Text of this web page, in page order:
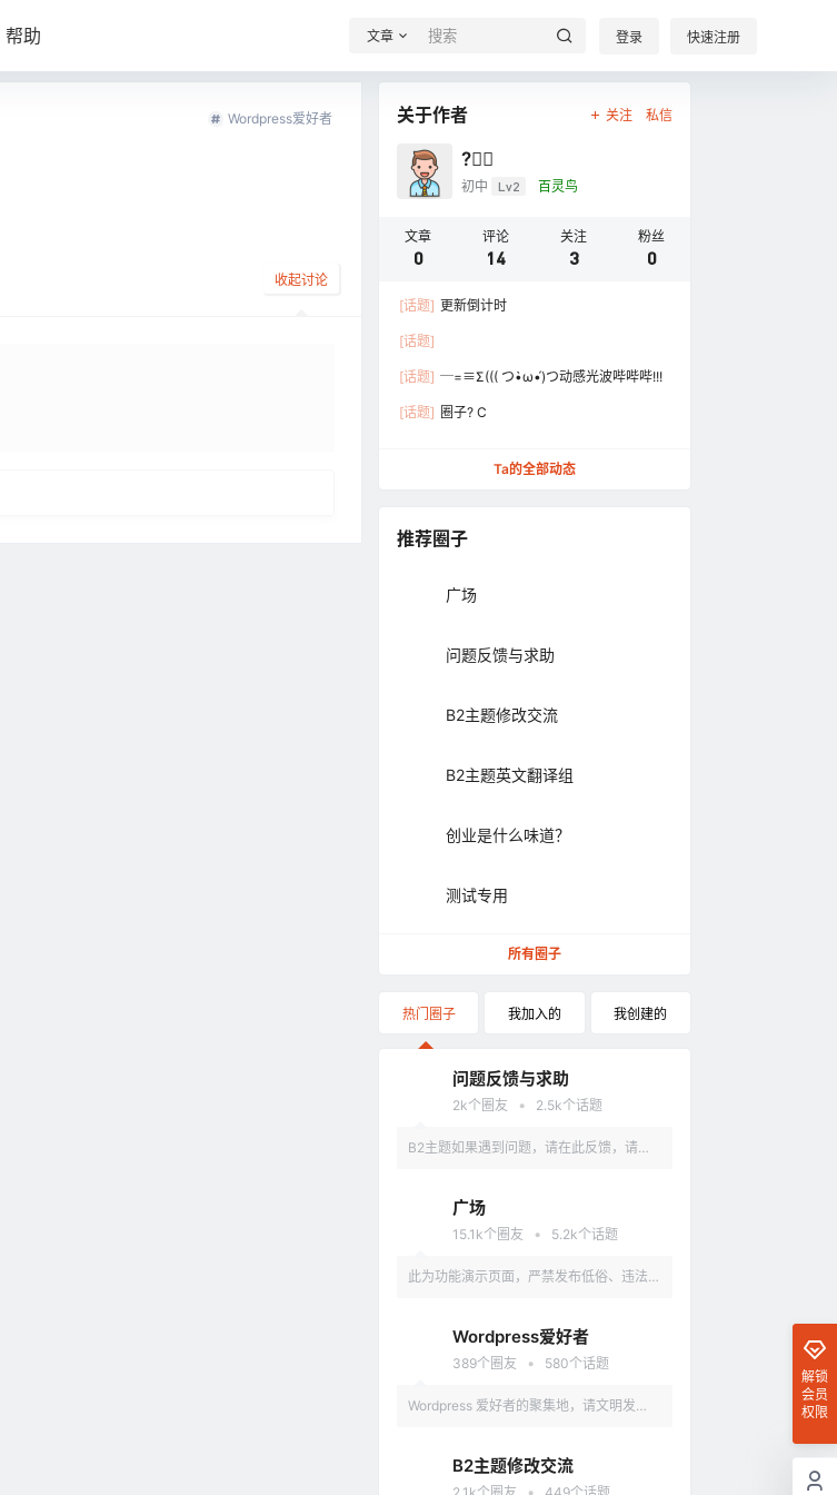
帮助 文章 登录 快速注册
Wordpress爱好者
收起讨论
关于作者 关注 私信
?奣⃕
初中 Lv2 百灵鸟
文章
0
评论
14
关注
3
粉丝
0
[话题] 更新倒计时
[话题]
[话题] ─=≡Σ((( つ•̀ω•́)つ动感光波哔哔哔!!!
[话题] 圈子? C
Ta的全部动态
推荐圈子
广场
问题反馈与求助
B2主题修改交流
B2主题英文翻译组
创业是什么味道？
测试专用
所有圈子
热门圈子 我加入的 我创建的
问题反馈与求助
2k个圈友 • 2.5k个话题
B2主题如果遇到问题，请在此反馈，请具
广场
15.1k个圈友 • 5.2k个话题
此为功能演示页面，严禁发布低俗、违法、
Wordpress爱好者
389个圈友 • 580个话题
Wordpress 爱好者的聚集地，请文明发
B2主题修改交流
解锁
会员
权限